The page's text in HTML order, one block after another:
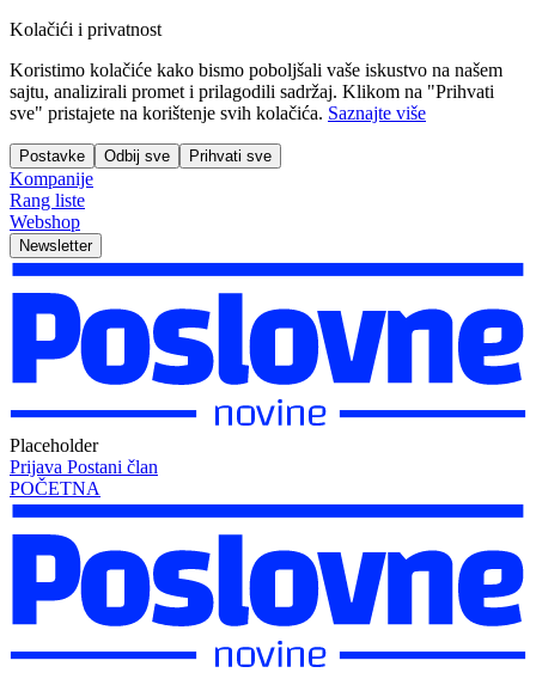
Kolačići i privatnost
Koristimo kolačiće kako bismo poboljšali vaše iskustvo na našem
sajtu, analizirali promet i prilagodili sadržaj. Klikom na "Prihvati
sve" pristajete na korištenje svih kolačića. Saznajte više
Postavke Odbij sve Prihvati sve
Kompanije
Rang liste
Webshop
Newsletter
Placeholder
Prijava Postani član
POČETNA